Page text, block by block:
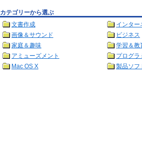
カテゴリーから選ぶ
文書作成
インター
画像＆サウンド
ビジネス
家庭＆趣味
学習＆教
アミューズメント
プログラ
Mac OS X
製品ソフ